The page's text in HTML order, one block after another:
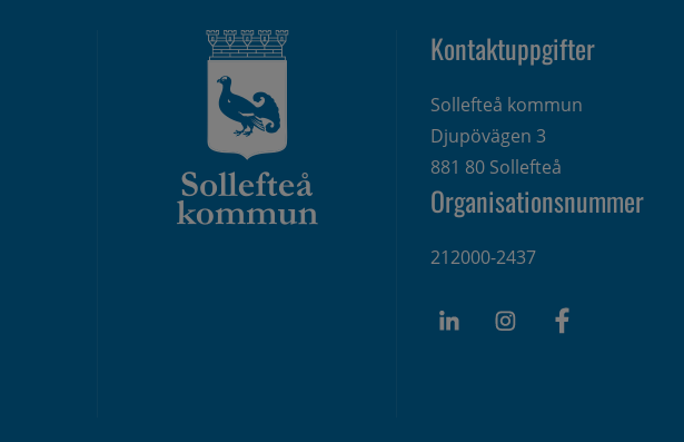
Kontaktuppgifter
Sollefteå kommun
Djupövägen 3
881 80 Sollefteå
Organisationsnummer
212000-2437